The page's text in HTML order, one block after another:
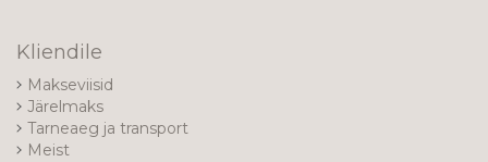
Kliendile
Makseviisid
Järelmaks
Tarneaeg ja transport
Meist